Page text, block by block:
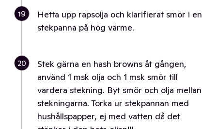
19
Hetta upp rapsolja och klarifierat smör i en
stekpanna på hög värme.
20
Stek gärna en hash browns åt gången,
använd 1 msk olja och 1 msk smör till
vardera stekning. Byt smör och olja mellan
stekningarna. Torka ur stekpannan med
hushållspapper, ej med vatten då det